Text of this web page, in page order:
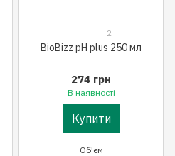
2
BioBizz pH plus 250 мл
274 грн
В наявності
Купити
Об'єм